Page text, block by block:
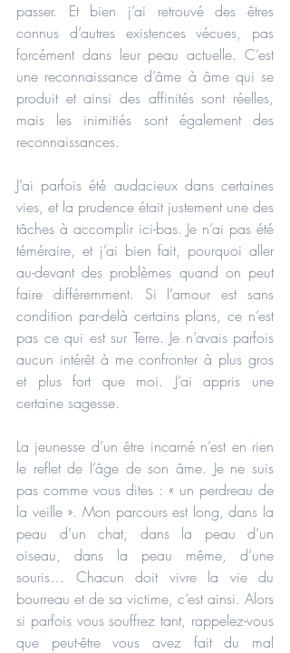
passer. Et bien j’ai retrouvé des êtres
connus d’autres existences vécues, pas
forcément dans leur peau actuelle. C’est
une reconnaissance d’âme à âme qui se
produit et ainsi des affinités sont réelles,
mais les inimitiés sont également des
reconnaissances.
J’ai parfois été audacieux dans certaines
vies, et la prudence était justement une des
tâches à accomplir ici-bas. Je n’ai pas été
téméraire, et j’ai bien fait, pourquoi aller
au-devant des problèmes quand on peut
faire différemment. Si l’amour est sans
condition par-delà certains plans, ce n’est
pas ce qui est sur Terre. Je n’avais parfois
aucun intérêt à me confronter à plus gros
et plus fort que moi. J’ai appris une
certaine sagesse.
La jeunesse d’un être incarné n’est en rien
le reflet de l’âge de son âme. Je ne suis
pas comme vous dites : « un perdreau de
la veille ». Mon parcours est long, dans la
peau d’un chat, dans la peau d’un
oiseau, dans la peau même, d’une
souris… Chacun doit vivre la vie du
bourreau et de sa victime, c’est ainsi. Alors
si parfois vous souffrez tant, rappelez-vous
que peut-être vous avez fait du mal